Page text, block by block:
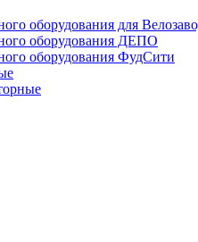
оборудования для
оборудования ДЕПО
оборудования ФудСити